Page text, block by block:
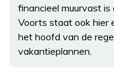
financieel muurvast
Voorts staat ook hier
het hoofd van de
vakantieplannen.